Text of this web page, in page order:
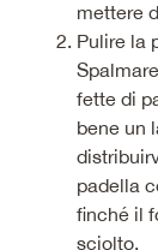
mettere
Pulire la
fette di
bene un
padella
finché il
sciolto.